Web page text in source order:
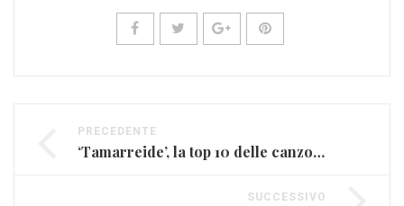
PRECEDENTE
‘Tamarreide’, la top 10 delle canzoni più ‘tamarre’
SUCCESSIVO